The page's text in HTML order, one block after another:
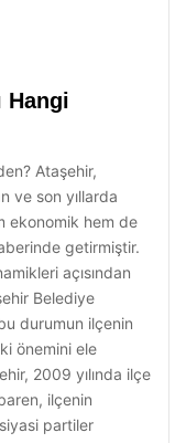
Hangi
Ataşehir,
ve son yıllarda
ekonomik hem de
getirmiştir.
açısından
Belediye
durumun ilçenin
önemini ele
2009 yılında ilçe
ilçenin
partiler